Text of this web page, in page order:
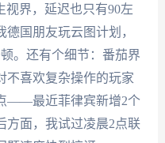
视界，延迟也只有90左
国朋友玩云图计划，
。还有个细节：番茄界
不喜欢复杂操作的玩家
——最近菲律宾新增2个
方面，我试过凌晨2点联